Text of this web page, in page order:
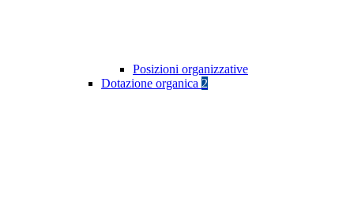
Posizioni organizzative
Dotazione organica 2